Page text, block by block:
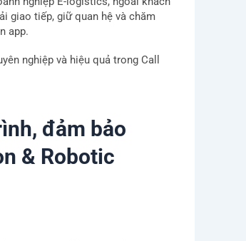
giao tiếp, giữ quan hệ và chăm
app.
nghiệp và hiệu quả trong Call
đảm bảo
& Robotic